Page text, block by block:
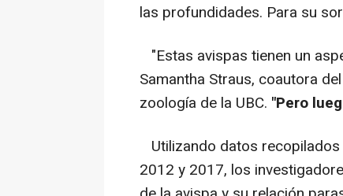
las profundidades. Para su
"Estas avispas tienen un
Samantha Straus, coautora
zoología de la UBC. "Pero
Utilizando datos
2012 y 2017, los